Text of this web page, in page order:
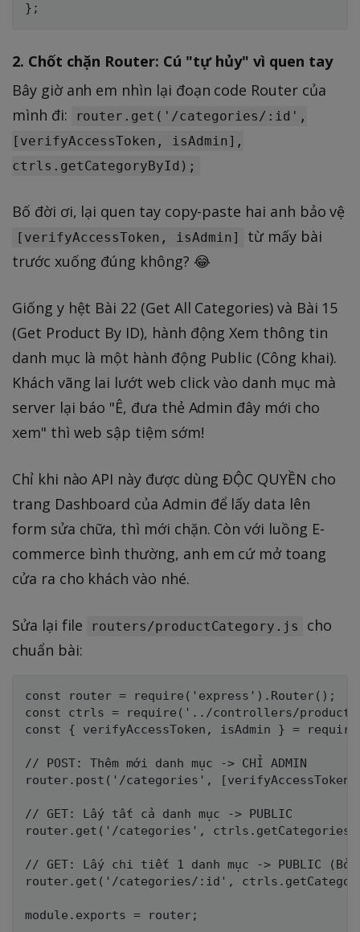
2. Chốt chặn Router: Cú "tự hủy" vì quen tay
Bây giờ anh em nhìn lại đoạn code Router của
mình đi:
router.get('/categories/:id',
[verifyAccessToken, isAdmin],
ctrls.getCategoryById);
Bố đời ơi, lại quen tay copy-paste hai anh bảo vệ
[verifyAccessToken, isAdmin]
từ mấy bài
trước xuống đúng không? 😂
Giống y hệt Bài 22 (Get All Categories) và Bài 15
(Get Product By ID), hành động Xem thông tin
danh mục là một hành động Public (Công khai).
Khách vãng lai lướt web click vào danh mục mà
server lại báo "Ê, đưa thẻ Admin đây mới cho
xem" thì web sập tiệm sớm!
Chỉ khi nào API này được dùng ĐỘC QUYỀN cho
trang Dashboard của Admin để lấy data lên
form sửa chữa, thì mới chặn. Còn với luồng E-
commerce bình thường, anh em cứ mở toang
cửa ra cho khách vào nhé.
Sửa lại file routers/productCategory.js
cho
chuẩn bài:
const router = require('express').Router();
const ctrls = require('../controllers/
const { verifyAccessToken, isAdmin } =
// POST: Thêm mới danh mục -> CHỈ ADMIN
router.post('/categories',
// GET: Lấy tất cả danh mục -> PUBLIC
router.get('/categories',
// GET: Lấy chi tiết 1 danh mục -> PUBLIC (Bỏ
router.get('/categories/:id',